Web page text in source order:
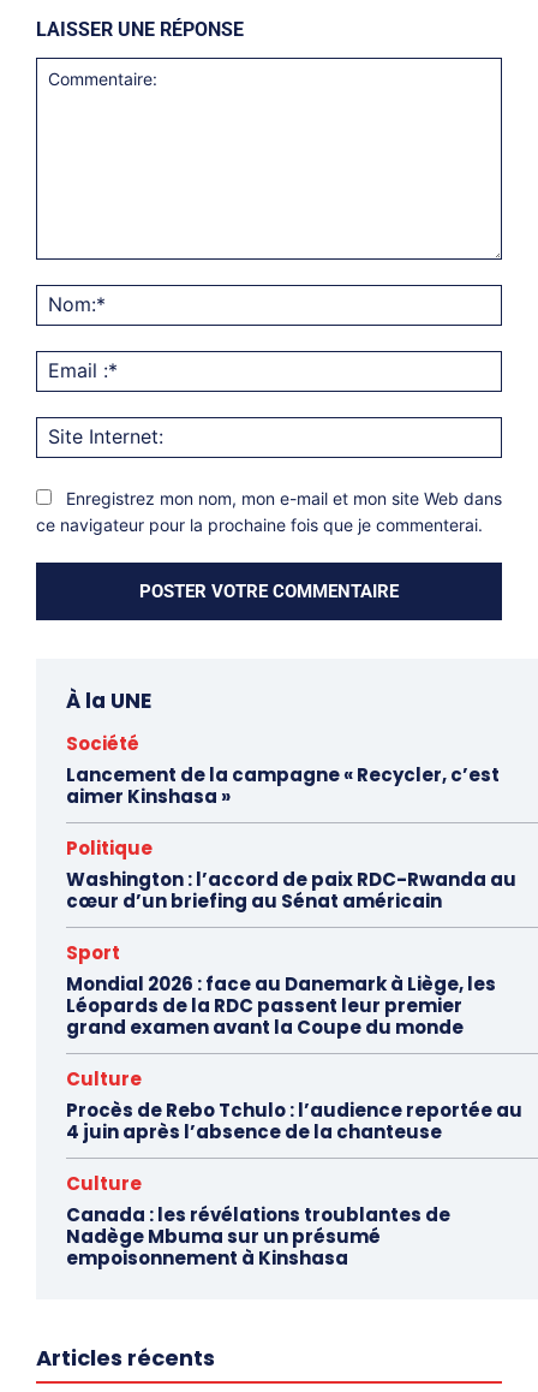
LAISSER UNE RÉPONSE
:*
Enregistrez mon nom, mon e-mail et mon site Web dans
ce navigateur pour la prochaine fois que je commenterai.
À la UNE
Société
Lancement de la campagne « Recycler, c’est
aimer Kinshasa »
Politique
Washington : l’accord de paix RDC-Rwanda au
cœur d’un briefing au Sénat américain
Sport
Mondial 2026 : face au Danemark à Liège, les
Léopards de la RDC passent leur premier
grand examen avant la Coupe du monde
Culture
Procès de Rebo Tchulo : l’audience reportée au
4 juin après l’absence de la chanteuse
Culture
Canada : les révélations troublantes de
Nadège Mbuma sur un présumé
empoisonnement à Kinshasa
Articles récents